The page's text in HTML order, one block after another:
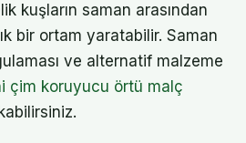
kuşların saman arasından
bir ortam yaratabilir. Saman
ve alternatif malzeme
çim koruyucu örtü malç